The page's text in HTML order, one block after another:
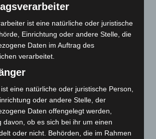
(103)
(114)
ist eine natürliche oder juristische
Einrichtung oder andere Stelle, die
Daten im Auftrag des
verarbeitet.
eine natürliche oder juristische Person,
oder andere Stelle, der
Daten offengelegt werden,
davon, ob es sich bei ihr um einen
oder nicht. Behörden, die im Rahmen